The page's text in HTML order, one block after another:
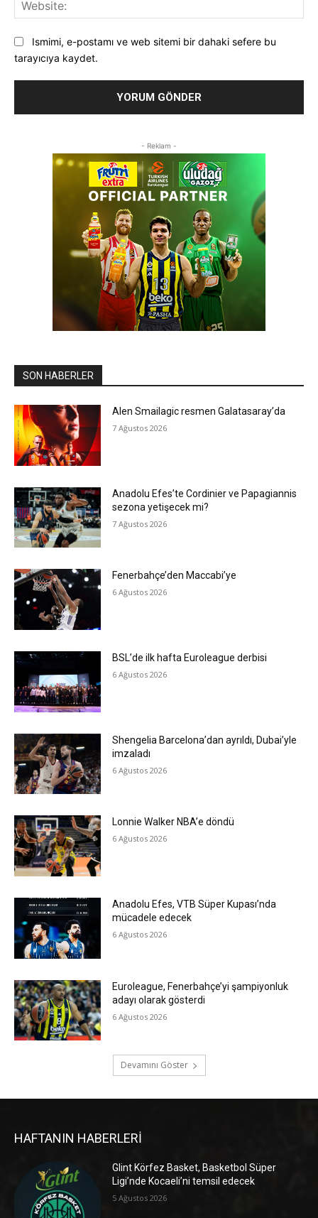
Ismimi, e-postamı ve web sitemi bir dahaki sefere bu
tarayıcıya kaydet.
- Reklam -
SON HABERLER
Alen Smailagic resmen Galatasaray’da
7 Ağustos 2026
Anadolu Efes’te Cordinier ve Papagiannis
sezona yetişecek mi?
7 Ağustos 2026
Fenerbahçe’den Maccabi’ye
6 Ağustos 2026
BSL’de ilk hafta Euroleague derbisi
6 Ağustos 2026
Shengelia Barcelona’dan ayrıldı, Dubai’yle
imzaladı
6 Ağustos 2026
Lonnie Walker NBA’e döndü
6 Ağustos 2026
Anadolu Efes, VTB Süper Kupası’nda
mücadele edecek
6 Ağustos 2026
Euroleague, Fenerbahçe’yi şampiyonluk
adayı olarak gösterdi
6 Ağustos 2026
Devamını Göster
HAFTANIN HABERLERİ
Glint Körfez Basket, Basketbol Süper
Ligi’nde Kocaeli’ni temsil edecek
5 Ağustos 2026